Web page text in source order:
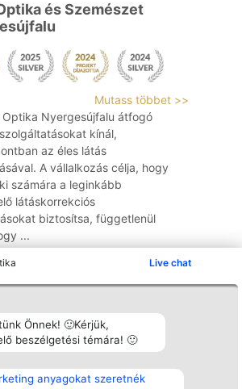
Live chat
Önnek! 🙂Kérjük,
beszélgetési témára! 🙂
anyagokat szeretnék
és Szemészet
Mutass többet >>
Optika Nyergesújfalu átfogó
kínál,
az éles látás
A vállalkozás célja, hogy
számára a leginkább
látáskorrekciós
biztosítsa, függetlenül
...
Népszavazás
Nyertesek
Az összes
listája
Szabályok
Elérhetőség